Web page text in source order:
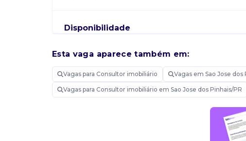
Disponibilidade
Candidatar-me
Esta vaga aparece também em:
Vagas para Consultor imobiliário Vagas em Sao Jose dos
Vagas para Consultor imobiliário em Sao Jose dos Pinhais/PR